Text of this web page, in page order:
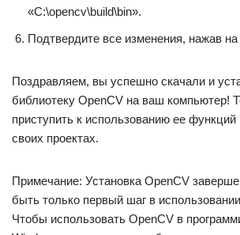
«C:\opencv\build\bin».
Подтвердите все изменения, нажав
Поздравляем, вы успешно скачали и
библиотеку OpenCV на ваш компьютер!
приступить к использованию ее
своих проектах.
Примечание: Установка OpenCV
быть только первый шаг в
Чтобы использовать OpenCV в